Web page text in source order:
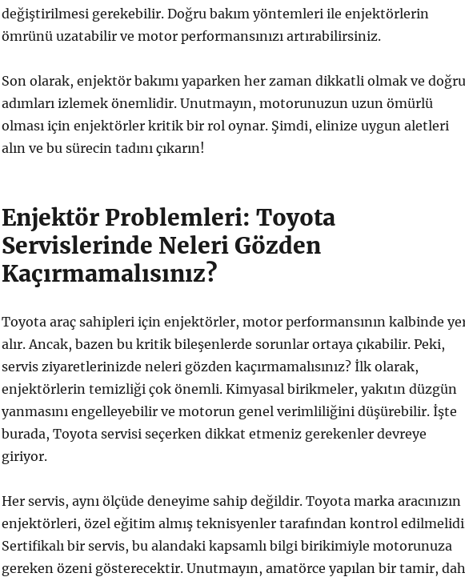
değiştirilmesi gerekebilir. Doğru bakım yöntemleri ile enjektörlerin
ömrünü uzatabilir ve motor performansınızı artırabilirsiniz.
Son olarak, enjektör bakımı yaparken her zaman dikkatli olmak ve doğru
adımları izlemek önemlidir. Unutmayın, motorunuzun uzun ömürlü
olması için enjektörler kritik bir rol oynar. Şimdi, elinize uygun aletleri
alın ve bu sürecin tadını çıkarın!
Enjektör Problemleri: Toyota
Servislerinde Neleri Gözden
Kaçırmamalısınız?
Toyota araç sahipleri için enjektörler, motor performansının kalbinde
alır. Ancak, bazen bu kritik bileşenlerde sorunlar ortaya çıkabilir. Peki,
servis ziyaretlerinizde neleri gözden kaçırmamalısınız? İlk olarak,
enjektörlerin temizliği çok önemli. Kimyasal birikmeler, yakıtın düzgün
yanmasını engelleyebilir ve motorun genel verimliliğini düşürebilir. İşte
burada, Toyota servisi seçerken dikkat etmeniz gerekenler devreye
giriyor.
Her servis, aynı ölçüde deneyime sahip değildir. Toyota marka aracınızın
enjektörleri, özel eğitim almış teknisyenler tarafından kontrol
Sertifikalı bir servis, bu alandaki kapsamlı bilgi birikimiyle motorunuza
gereken özeni gösterecektir. Unutmayın, amatörce yapılan bir tamir,